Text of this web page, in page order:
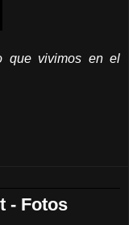
que vivimos en el
- Fotos